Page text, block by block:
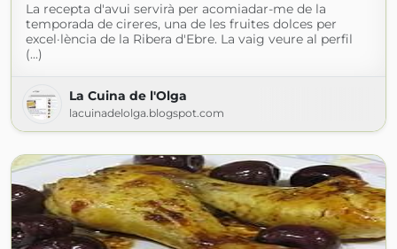
La recepta d'avui servirà per acomiadar-me de la
temporada de cireres, una de les fruites dolces per
excel·lència de la Ribera d'Ebre. La vaig veure al perfil
(...)
La Cuina de l'Olga
lacuinadelolga.blogspot.com